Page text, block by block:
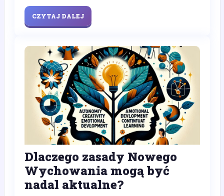
CZYTAJ DALEJ
Dlaczego zasady Nowego
Wychowania mogą być
nadal aktualne?